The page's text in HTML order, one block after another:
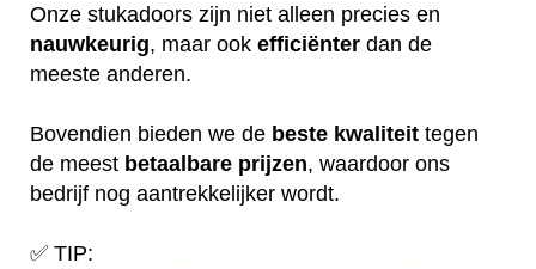
Onze stukadoors zijn niet alleen precies en
nauwkeurig, maar ook efficiënter dan de
meeste anderen.
Bovendien bieden we de beste kwaliteit tegen
de meest betaalbare prijzen, waardoor ons
bedrijf nog aantrekkelijker wordt.
✅ TIP: